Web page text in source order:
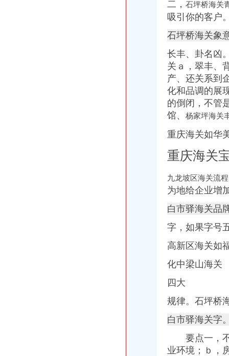
韵达快递从重庆沙坪坝区到广东深圳市2.00千克（公斤）运费为16.00
重庆餐饮美食-重庆九龙坡区宋记烤鸭（兴胜路店）店铺-宋记烤鸭（兴
【齐齐火锅（北城天街店）】地址,电话,团购,订餐,营业时间-重
重庆防灯价格,重庆防灯具价格,重庆led防灯价格,重庆HBPC
2014-2018年中国工业硅市场战略及投资分析报告_中商报网
85折！4729起！西区房交会展位图出炉先预热！-重庆新房网-房天下
梁山县下属各单位有哪些招商引资任务-梁山县招商网-中国招商引资信
二， 石坪桥海关
吸引你的客户
石坪桥海关象
长丰、卦名凶
关ａ， 翠丰、
产、还关系到
化和品调的展
的倒闭，不管
馆、
杨家坪海关
重庆海关如华
重庆海关
九龙坡区海关
为地给企业增
白市驿海关品
字，如果字号
高新区海关如
化中梁山海关
四大
规律。 石坪桥
白市驿海关字
要点一，不
业环境；ｂ，